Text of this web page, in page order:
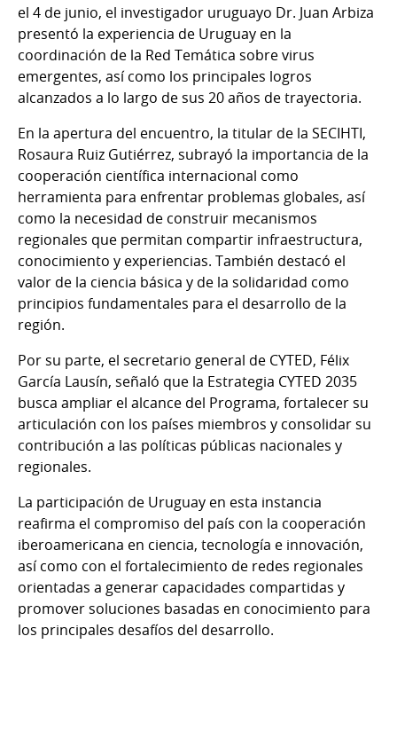
el 4 de junio, el investigador uruguayo Dr. Juan Arbiza
presentó la experiencia de Uruguay en la
coordinación de la Red Temática sobre virus
emergentes, así como los principales logros
alcanzados a lo largo de sus 20 años de trayectoria.
En la apertura del encuentro, la titular de la SECIHTI,
Rosaura Ruiz Gutiérrez, subrayó la importancia de la
cooperación científica internacional como
herramienta para enfrentar problemas globales, así
como la necesidad de construir mecanismos
regionales que permitan compartir infraestructura,
conocimiento y experiencias. También destacó el
valor de la ciencia básica y de la solidaridad como
principios fundamentales para el desarrollo de la
región.
Por su parte, el secretario general de CYTED, Félix
García Lausín, señaló que la Estrategia CYTED 2035
busca ampliar el alcance del Programa, fortalecer su
articulación con los países miembros y consolidar su
contribución a las políticas públicas nacionales y
regionales.
La participación de Uruguay en esta instancia
reafirma el compromiso del país con la cooperación
iberoamericana en ciencia, tecnología e innovación,
así como con el fortalecimiento de redes regionales
orientadas a generar capacidades compartidas y
promover soluciones basadas en conocimiento para
los principales desafíos del desarrollo.